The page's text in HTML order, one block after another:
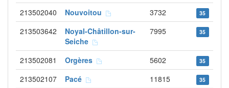
213502040 Nouvoitou 3732 35
213503642
Noyal-Châtillon-sur-
Seiche
7995 35
213502081 Orgères 5602 35
213502107 Pacé 11815 35